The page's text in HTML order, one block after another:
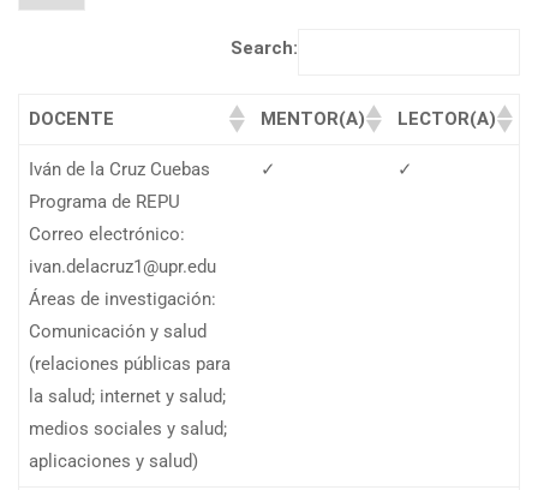
Search:
DOCENTE MENTOR(A) LECTOR(A)
Iván de la Cruz Cuebas
Programa de REPU
Correo electrónico:
ivan.delacruz1@upr.edu
Áreas de investigación:
Comunicación y salud
(relaciones públicas para
la salud; internet y salud;
medios sociales y salud;
aplicaciones y salud)
✓ ✓